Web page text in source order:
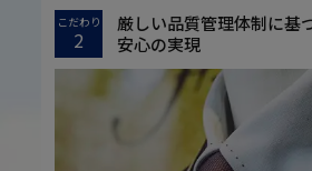
こだわり
2
厳しい品質管理体制に基
安心の実現